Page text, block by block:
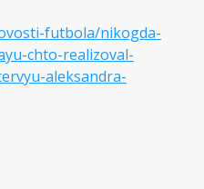
futbola/nikogda-
chto-realizoval-
aleksandra-